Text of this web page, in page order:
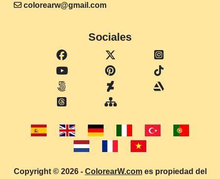
colorearw@gmail.com
Sociales
Copyright © 2026 - ColorearW.comes propiedad del